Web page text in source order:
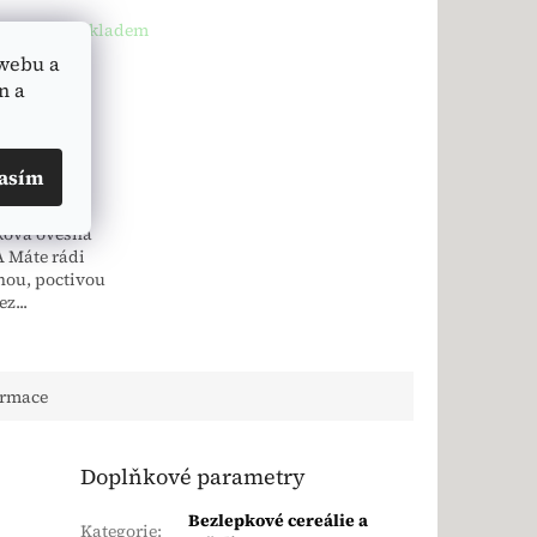
a
a
Skladem
ovesná
Máte rádi
poctivou
Doplňkové parametry
Kategorie:
Bezlepkové cereálie a